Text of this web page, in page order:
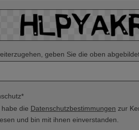
geben Sie die oben
habe die Datenschutzbestimmungen zur
und bin mit ihnen einverstanden.